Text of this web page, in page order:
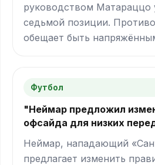
руководством Матараццо
седьмой позиции.
обещает быть
Футбол
"Неймар предложил
офсайда для низких
Неймар, нападающий
предлагает изменить